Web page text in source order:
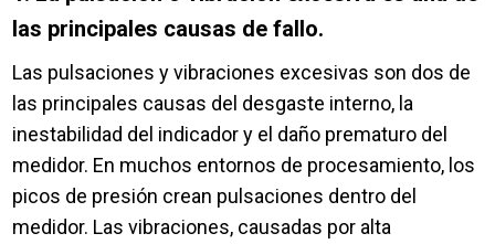
las principales causas de fallo.
Las pulsaciones y vibraciones excesivas son dos de
las principales causas del desgaste interno, la
inestabilidad del indicador y el daño prematuro del
medidor. En muchos entornos de procesamiento, los
picos de presión crean pulsaciones dentro del
medidor. Las vibraciones, causadas por alta